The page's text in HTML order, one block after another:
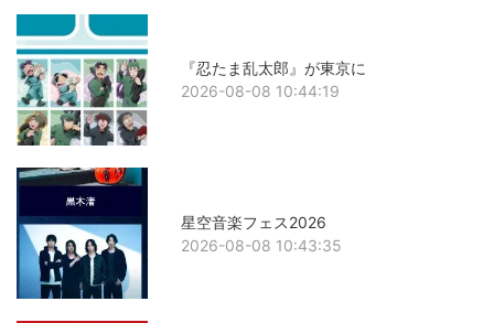
『忍たま乱太郎』が東京に
2026-08-08 10:44:19
星空音楽フェス2026
2026-08-08 10:43:35